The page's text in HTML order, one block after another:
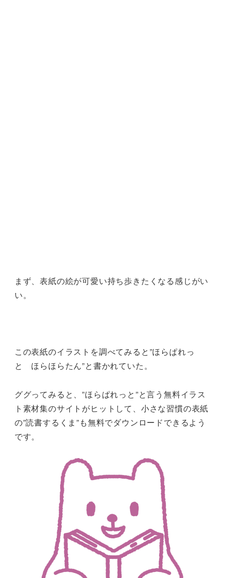
まず、表紙の絵が可愛い持ち歩きたくなる感じがい
い。
この表紙のイラストを調べてみると”ほらぱれっ
と ほらほらたん”と書かれていた。
ググってみると、”ほらぱれっと”と言う無料イラス
ト素材集のサイトがヒットして、小さな習慣の表紙
の”読書するくま”も無料でダウンロードできるよう
です。